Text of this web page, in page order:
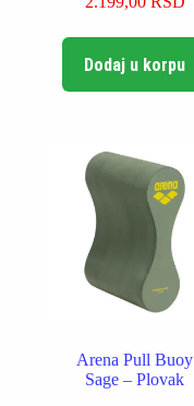
Dodaj u korpu
Arena Pull Buoy
Sage – Plovak